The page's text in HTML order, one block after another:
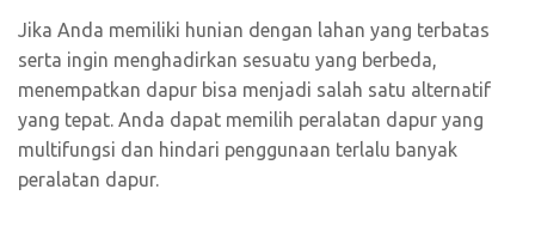
Jika Anda memiliki hunian dengan lahan yang terbatas
serta ingin menghadirkan sesuatu yang berbeda,
menempatkan dapur bisa menjadi salah satu alternatif
yang tepat. Anda dapat memilih peralatan dapur yang
multifungsi dan hindari penggunaan terlalu banyak
peralatan dapur.